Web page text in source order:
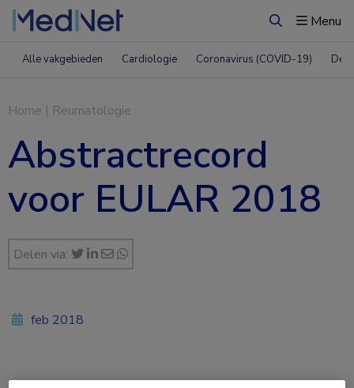
ZoekenMenu
Alle vakgebieden Cardiologie Coronavirus (COVID-19)
Home | Reumatologie
Abstractrecord
voor EULAR 2018
Delen via:
feb 2018